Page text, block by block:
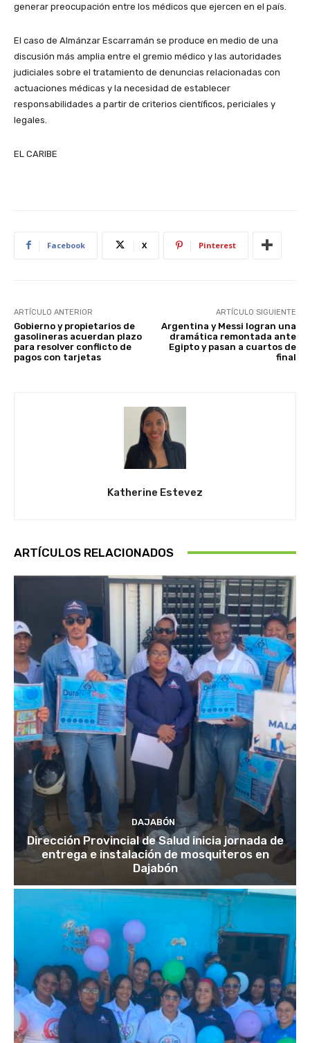
generar preocupación entre los médicos que ejercen en el país.
El caso de Almánzar Escarramán se produce en medio de una
discusión más amplia entre el gremio médico y las autoridades
judiciales sobre el tratamiento de denuncias relacionadas con
actuaciones médicas y la necesidad de establecer
responsabilidades a partir de criterios científicos, periciales y
legales.
EL CARIBE
Facebook X Pinterest
ARTÍCULO ANTERIOR
Gobierno y propietarios de
gasolineras acuerdan plazo
para resolver conflicto de
pagos con tarjetas
ARTÍCULO SIGUIENTE
Argentina y Messi logran una
dramática remontada ante
Egipto y pasan a cuartos de
final
Katherine Estevez
ARTÍCULOS RELACIONADOS
DAJABÓN
Dirección Provincial de Salud inicia jornada de
entrega e instalación de mosquiteros en
Dajabón